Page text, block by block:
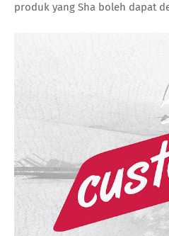
produk yang Sha boleh dapat